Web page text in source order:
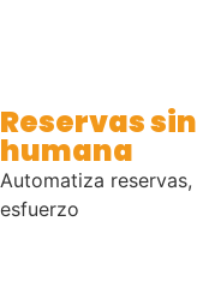
Reservas
humana
Automatiza
esfuerzo​